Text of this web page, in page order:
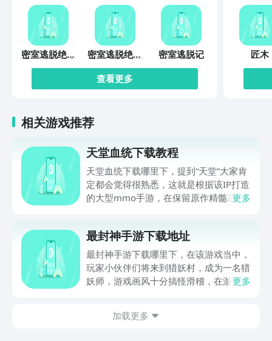
密室逃脱绝境
系列10寻梦大
作战
密室逃脱绝境
系列11游乐园
密室逃脱记
查看更多
匠木
相关游戏推荐
天堂血统下载教程
天堂血统下载哪里下，提到“天堂”大家肯
定都会觉得很熟悉，这就是根据该IP打造
的大型mmo手游，在保留原作精髓基础
斗策略都有深度创新，肯定有不少伙伴都
很想玩，可提前在九游平台预约，手游福
利最有性价比APP，身后有阿里巴巴灵犀
互娱大厂支持，节假日活动来临时刻，还
更多
最封神手游下载地址
最封神手游下载哪里下，在该游戏当中，
玩家小伙伴们将来到猎妖村，成为一名猎
妖师，游戏画风十分搞怪滑稽，在游玩过
定有不少朋友感兴趣，但不知道哪里下
更多
加载更多